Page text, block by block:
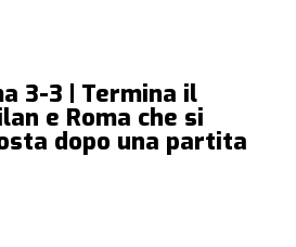
3-3 | Termina il
e Roma che si
dopo una partita